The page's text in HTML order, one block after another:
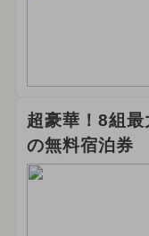
超豪華！8組
の無料宿泊券